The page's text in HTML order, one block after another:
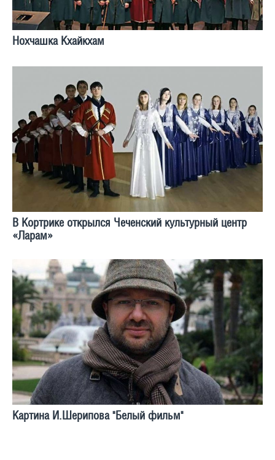
Нохчашка Кхайкхам
В Кортрике открылся Чеченский культурный центр
«Ларам»
Картина И.Шерипова "Белый фильм"